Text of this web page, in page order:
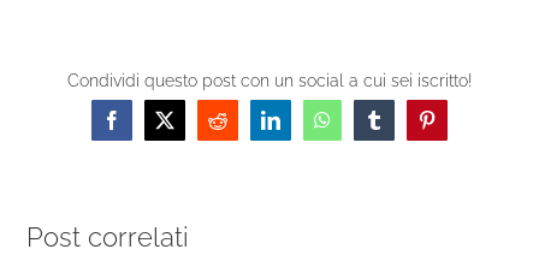
Condividi questo post con un social a cui sei iscritto!
Facebook
X RedditLinkedInWhatsAppTumblrPinterest
Post correlati